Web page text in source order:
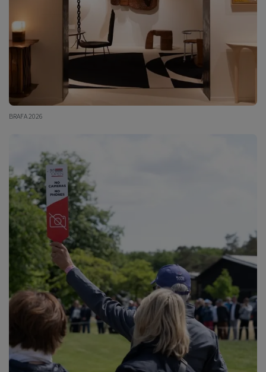
BRAFA 2026